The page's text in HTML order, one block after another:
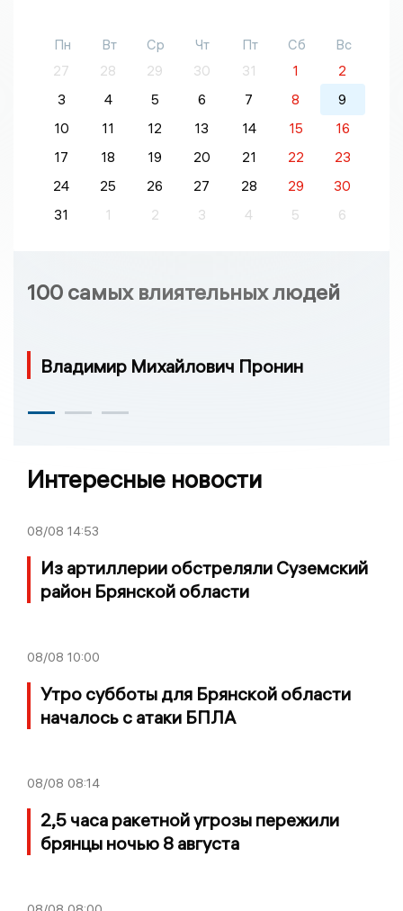
Пн Вт Ср Чт Пт Сб
Вс
27
28 29 30 31 1
2
3
4 5 6 7 8
9
10
11 12 13 14 15
16
17
18 19 20 21 22
23
24
25 26 27 28 29
30
31
1 2 3 4 5 6
100 самых влиятельных людей
Владимир Михайлович Пронин
Интересные новости
08/08 14:53
Из артиллерии обстреляли Суземский
район Брянской области
08/08 10:00
Утро субботы для Брянской области
началось с атаки БПЛА
08/08 08:14
2,5 часа ракетной угрозы пережили
брянцы ночью 8 августа